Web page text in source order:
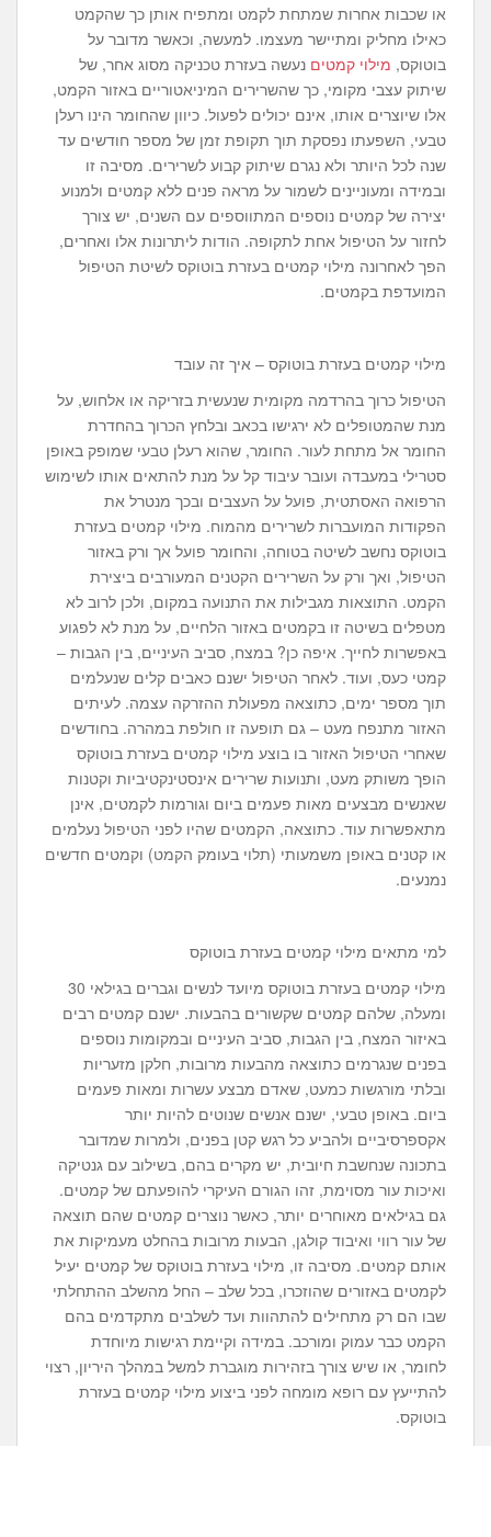
או שכבות אחרות שמתחת לקמט ומתפיח אותן כך שהקמט
כאילו מחליק ומתיישר מעצמו. למעשה, וכאשר מדובר על
בוטוקס, מילוי קמטים נעשה בעזרת טכניקה מסוג אחר, של
שיתוק עצבי מקומי, כך שהשרירים המיניאטוריים באזור הקמט,
אלו שיוצרים אותו, אינם יכולים לפעול. כיוון שהחומר הינו רעלן
טבעי, השפעתו נפסקת תוך תקופת זמן של מספר חודשים עד
שנה לכל היותר ולא נגרם שיתוק קבוע לשרירים. מסיבה זו
ובמידה ומעוניינים לשמור על מראה פנים ללא קמטים ולמנוע
יצירה של קמטים נוספים המתווספים עם השנים, יש צורך
לחזור על הטיפול אחת לתקופה. הודות ליתרונות אלו ואחרים,
הפך לאחרונה מילוי קמטים בעזרת בוטוקס לשיטת הטיפול
המועדפת בקמטים.
מילוי קמטים בעזרת בוטוקס – איך זה עובד
הטיפול כרוך בהרדמה מקומית שנעשית בזריקה או אלחוש, על
מנת שהמטופלים לא ירגישו בכאב ובלחץ הכרוך בהחדרת
החומר אל מתחת לעור. החומר, שהוא רעלן טבעי שמופק באופן
סטרילי במעבדה ועובר עיבוד קל על מנת להתאים אותו לשימוש
הרפואה האסתטית, פועל על העצבים ובכך מנטרל את
הפקודות המועברות לשרירים מהמוח. מילוי קמטים בעזרת
בוטוקס נחשב לשיטה בטוחה, והחומר פועל אך ורק באזור
הטיפול, ואך ורק על השרירים הקטנים המעורבים ביצירת
הקמט. התוצאות מגבילות את התנועה במקום, ולכן לרוב לא
מטפלים בשיטה זו בקמטים באזור הלחיים, על מנת לא לפגוע
באפשרות לחייך. איפה כן? במצח, סביב העיניים, בין הגבות –
קמטי כעס, ועוד. לאחר הטיפול ישנם כאבים קלים שנעלמים
תוך מספר ימים, כתוצאה מפעולת ההזרקה עצמה. לעיתים
האזור מתנפח מעט – גם תופעה זו חולפת במהרה. בחודשים
שאחרי הטיפול האזור בו בוצע מילוי קמטים בעזרת בוטוקס
הופך משותק מעט, ותנועות שרירים אינסטינקטיביות וקטנות
שאנשים מבצעים מאות פעמים ביום וגורמות לקמטים, אינן
מתאפשרות עוד. כתוצאה, הקמטים שהיו לפני הטיפול נעלמים
או קטנים באופן משמעותי (תלוי בעומק הקמט) וקמטים חדשים
נמנעים.
למי מתאים מילוי קמטים בעזרת בוטוקס
מילוי קמטים בעזרת בוטוקס מיועד לנשים וגברים בגילאי 30
ומעלה, שלהם קמטים שקשורים בהבעות. ישנם קמטים רבים
באיזור המצח, בין הגבות, סביב העיניים ובמקומות נוספים
בפנים שנגרמים כתוצאה מהבעות מרובות, חלקן מזעריות
ובלתי מורגשות כמעט, שאדם מבצע עשרות ומאות פעמים
ביום. באופן טבעי, ישנם אנשים שנוטים להיות יותר
אקספרסיביים ולהביע כל רגש קטן בפנים, ולמרות שמדובר
בתכונה שנחשבת חיובית, יש מקרים בהם, בשילוב עם גנטיקה
ואיכות עור מסוימת, זהו הגורם העיקרי להופעתם של קמטים.
גם בגילאים מאוחרים יותר, כאשר נוצרים קמטים שהם תוצאה
של עור רווי ואיבוד קולגן, הבעות מרובות בהחלט מעמיקות את
אותם קמטים. מסיבה זו, מילוי בעזרת בוטוקס של קמטים יעיל
לקמטים באזורים שהוזכרו, בכל שלב – החל מהשלב ההתחלתי
שבו הם רק מתחילים להתהוות ועד לשלבים מתקדמים בהם
הקמט כבר עמוק ומורכב. במידה וקיימת רגישות מיוחדת
לחומר, או שיש צורך בזהירות מוגברת למשל במהלך היריון, רצוי
להתייעץ עם רופא מומחה לפני ביצוע מילוי קמטים בעזרת
בוטוקס.